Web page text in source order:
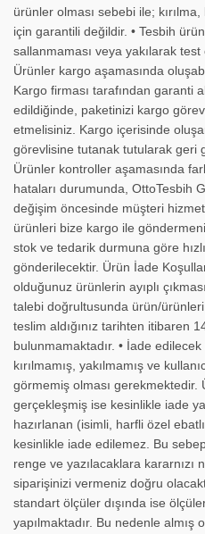
ürünler olması sebebi ile;
için garantili değildir. • Tesbih
sallanmaması veya yakılarak
Ürünler kargo aşamasında
Kargo firması tarafından garanti
edildiğinde, paketinizi kargo
etmelisiniz. Kargo içerisinde
görevlisine tutanak tutularak geri
Ürünler kontroller aşamasında
hataları durumunda, OttoTesbih
değişim öncesinde müşteri
ürünleri bize kargo ile
stok ve tedarik durmuna göre
gönderilecektir. Ürün İade
olduğunuz ürünlerin ayıplı
talebi doğrultusunda ürün/
teslim aldığınız tarihten itibaren
bulunmamaktadır. • İade edilecek
kırılmamış, yakılmamış ve
görmemiş olması
gerçekleşmiş ise kesinlikle iade
hazırlanan (isimli, harfli özel
kesinlikle iade edilemez. Bu
renge ve yazılacaklara
siparişinizi vermeniz doğru
standart ölçüler dışında ise
yapılmaktadır. Bu nedenle